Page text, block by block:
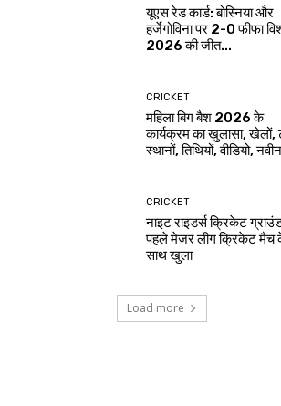
यूएस रेड कार्ड: बोस्निया और
हर्जेगोविना पर 2-0 फीफा
2026 की जीत...
CRICKET
महिला बिग बैश 2026 के
कार्यक्रम का खुलासा, खेलों,
स्थानों, तिथियों, वीडियो,
CRICKET
नाइट राइडर्स क्रिकेट
पहले मेजर लीग क्रिकेट मैच
साथ खुला
Load more